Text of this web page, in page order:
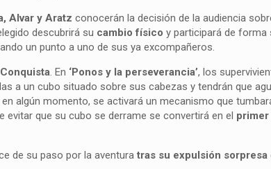
Alvar y Aratz conocerán la decisión de la audiencia
descubrirá su cambio físico y participará de forma
un punto a uno de sus ya excompañeros.
. En ‘Ponos y la perseverancia’, los
a un cubo situado sobre sus cabezas y tendrán que
algún momento, se activará un mecanismo que
evitar que su cubo se derrame se convertirá en el
de su paso por la aventuratras su expulsión sorpresa